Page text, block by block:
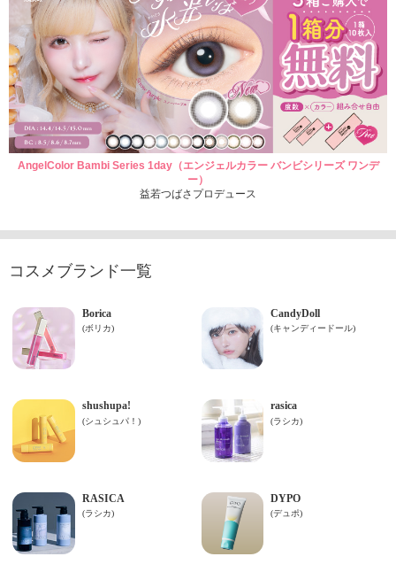
AngelColor Bambi Series 1day（エンジェルカラー バンビシリーズ ワンデ
ー）
益若つばさプロデュース
コスメブランド一覧